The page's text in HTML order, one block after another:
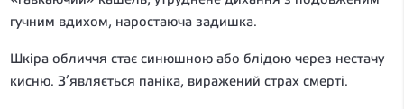
гучним вдихом, наростаюча задишка.
Шкіра обличчя стає синюшною або блідою через нестачу
кисню. З’являється паніка, виражений страх смерті.